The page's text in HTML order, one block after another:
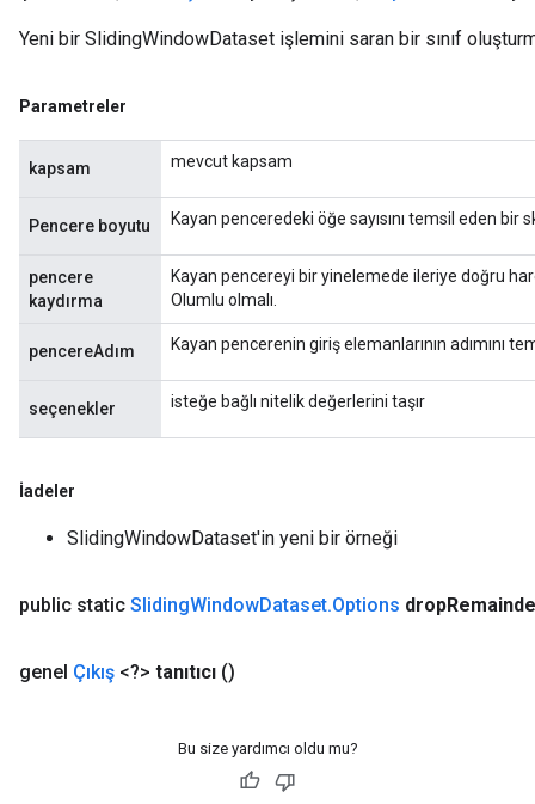
Yeni bir SlidingWindowDataset işlemini saran bir sınıf
Parametreler
kapsam mevcut kapsam
Pencere boyutu Kayan penceredeki öğe sayısını temsil eden bir
pencere
kaydırma
Kayan pencereyi bir yinelemede ileriye doğru
Olumlu olmalı.
pencereAdım Kayan pencerenin giriş elemanlarının adımını
seçenekler isteğe bağlı nitelik değerlerini taşır
İadeler
SlidingWindowDataset'in yeni bir örneği
public static SlidingWindowDataset.Options drop
genel Çıkış <?> tanıtıcı ()
Bu size yardımcı oldu mu?